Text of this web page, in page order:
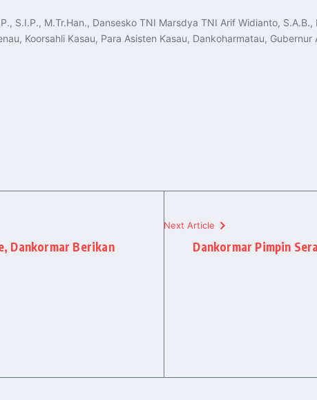
S.I.P., M.Tr.Han., Dansesko TNI Marsdya TNI Arif Widianto,
Koorsahli Kasau, Para Asisten Kasau, Dankoharmatau,
Dankormar Berikan
Next Article
Dankormar Pimpin